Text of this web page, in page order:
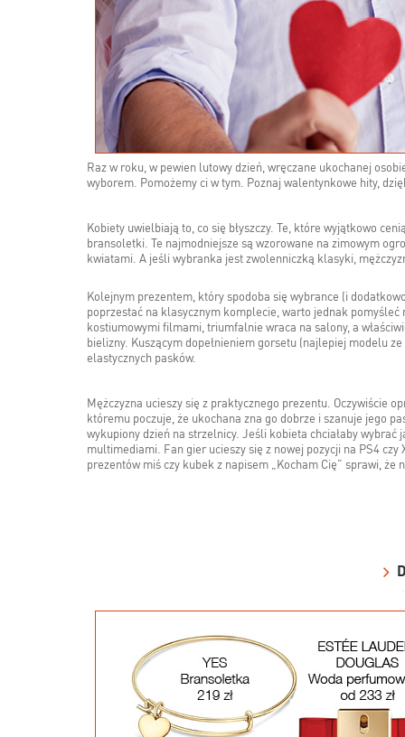
Raz w roku, w pewien lutowy dzień, wręczane ukochanej
wyborem. Pomożemy ci w tym. Poznaj walentynkowe hity,
Kobiety uwielbiają to, co się błyszczy. Te, które wyjątkowo
bransoletki. Te najmodniejsze są wzorowane na zimowym
kwiatami. A jeśli wybranka jest zwolenniczką klasyki,
Kolejnym prezentem, który spodoba się wybrance (i
poprzestać na klasycznym komplecie, warto jednak
kostiumowymi filmami, triumfalnie wraca na salony, a
bielizny. Kuszącym dopełnieniem gorsetu (najlepiej modelu
elastycznych pasków.
Mężczyzna ucieszy się z praktycznego prezentu. Oczywiście
któremu poczuje, że ukochana zna go dobrze i szanuje jego
wykupiony dzień na strzelnicy. Jeśli kobieta chciałaby
multimediami. Fan gier ucieszy się z nowej pozycji na PS4 czy
prezentów miś czy kubek z napisem „Kocham Cię” sprawi,